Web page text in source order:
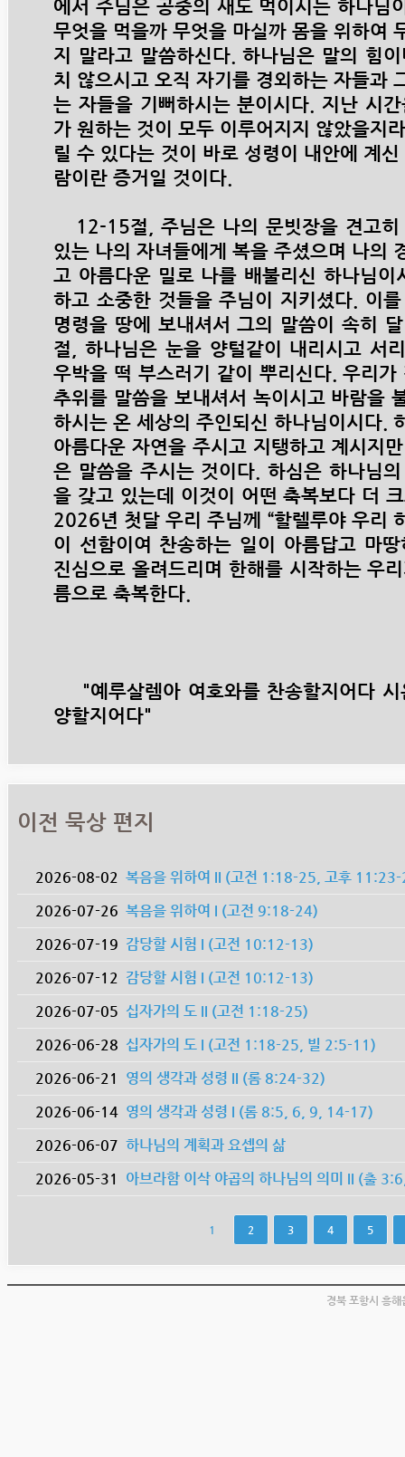
에서 주님은 공중의 새도 먹이시는 하나님
무엇을 먹을까 무엇을 마실까 몸을 위하여
지 말라고 말씀하신다. 하나님은 말의 힘
치 않으시고 오직 자기를 경외하는 자들과
는 자들을 기뻐하시는 분이시다. 지난 시
가 원하는 것이 모두 이루어지지 않았을지
릴 수 있다는 것이 바로 성령이 내안에 계
람이란 증거일 것이다.
12-15절, 주님은 나의 문빗장을 견고히
있는 나의 자녀들에게 복을 주셨으며 나의
고 아름다운 밀로 나를 배불리신 하나님이
하고 소중한 것들을 주님이 지키셨다. 이
명령을 땅에 보내셔서 그의 말씀이 속히
절, 하나님은 눈을 양털같이 내리시고 서
우박을 떡 부스러기 같이 뿌리신다. 우리
추위를 말씀을 보내셔서 녹이시고 바람을
하시는 온 세상의 주인되신 하나님이시다.
아름다운 자연을 주시고 지탱하고 계시지
은 말씀을 주시는 것이다. 하심은 하나님
을 갖고 있는데 이것이 어떤 축복보다 더
2026년 첫달 우리 주님께 “할렐루야 우리
이 선함이여 찬송하는 일이 아름답고 마땅
진심으로 올려드리며 한해를 시작하는 우
름으로 축복한다.
"예루살렘아 여호와를 찬송할지어다 시
양할지어다"
이전 묵상 편지
2026-08-02 복음을 위하여 II (고전 1:18-25, 고후
2026-07-26 복음을 위하여 I (고전 9:18-24)
2026-07-19 감당할 시험 I (고전 10:12-13)
2026-07-12 감당할 시험 I (고전 10:12-13)
2026-07-05 십자가의 도 II (고전 1:18-25)
2026-06-28 십자가의 도 I (고전 1:18-25, 빌 2:5-11)
2026-06-21
영의 생각과 성령 II (롬 8:24-32)
2026-06-14 영의 생각과 성령 I (롬 8:5, 6, 9, 14-17)
2026-06-07 하나님의 계획과 요셉의 삶
2026-05-31
아브라함 이삭 야곱의 하나님의 의미 II (출
1 2 3 4 5
경북 포항시 흥